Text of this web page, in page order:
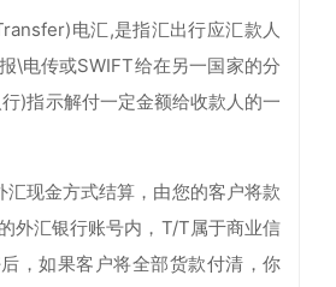
电汇,是指汇出行应汇款人
\电传或SWIFT给在另一国家的分
)指示解付一定金额给收款人的一
现金方式结算，由您的客户将款
外汇银行账号内，T/T属于商业信
，如果客户将全部货款付清，你